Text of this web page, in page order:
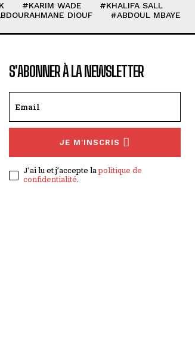
#KARIM WADE
#KHALIFA SALL
DIOUF #ABDOUL MBAYE
S'ABONNER À LA NEWSLETTER
JE M'INSCRIS
J’ai lu et j’accepte lapolitique de
confidentialité.